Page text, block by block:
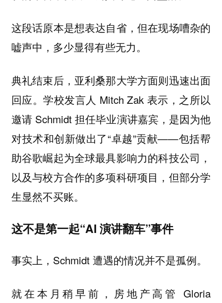
这段话原本是想表达自省，但在现场嘈杂的
嘘声中，多少显得有些无力。
典礼结束后，亚利桑那大学方面则迅速出面
回应。学校发言人 Mitch Zak 表示，之所以
邀请 Schmidt 担任毕业演讲嘉宾，是因为他
对技术和创新做出了“卓越”贡献——包括帮
助谷歌崛起为全球最具影响力的科技公司，
以及与校方合作的多项科研项目，但部分学
生显然不买账。
这不是第一起“AI 演讲翻车”事件
事实上，Schmidt 遭遇的情况并不是孤例。
就在本月稍早前，房地产高管 Gloria